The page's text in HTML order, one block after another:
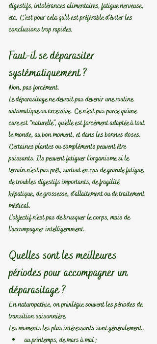
digestifs, intolérances alimentaires, fatigue nerveuse,
etc. C’est pour cela qu’il est préférable d’éviter les
conclusions trop rapides.
Faut-il se déparasiter
systématiquement ?
Non, pas forcément.
Le déparasitage ne devrait pas devenir une routine
automatique ou excessive. Ce n’est pas parce qu’une
cure est “naturelle”, qu’elle est forcément adaptée à tout
le monde, au bon moment, et dans les bonnes doses.
Certaines plantes ou compléments peuvent être
puissants. Ils peuvent fatiguer l’organisme si le
terrain n’est pas prêt, surtout en cas de grande fatigue,
de troubles digestifs importants, de fragilité
hépatique, de grossesse, d’allaitement ou de traitement
médical.
L’objectif n’est pas de brusquer le corps, mais de
l’accompagner intelligemment.
Quelles sont les meilleures
périodes pour accompagner un
déparasitage ?
En naturopathie, on privilégie souvent les périodes de
transition saisonnière.
Les moments les plus intéressants sont généralement :
au printemps, de mars à mai ;